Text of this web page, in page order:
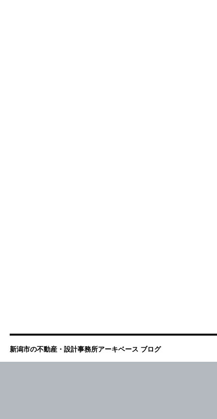
新潟市の不動産・設計事務所アーキベース ブログ